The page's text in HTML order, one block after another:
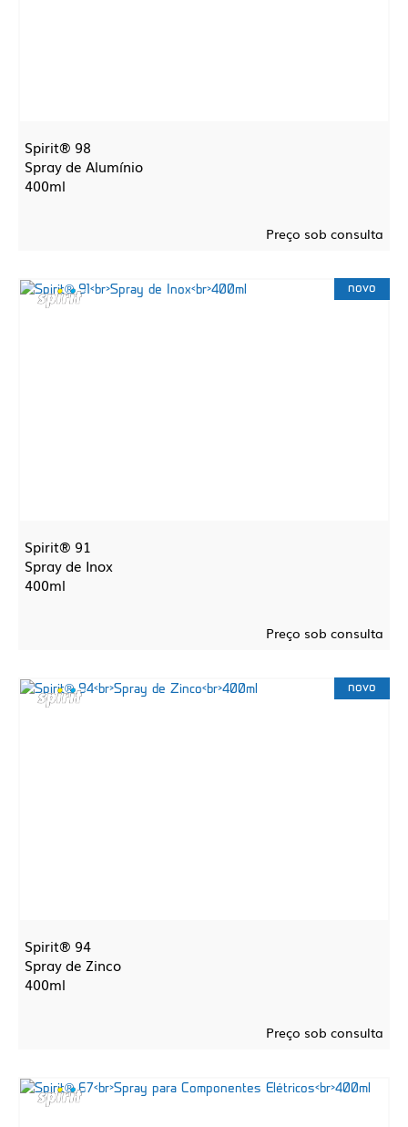
Spirit® 98
Spray de Alumínio
400ml
Preço sob consulta
novo
Spirit® 91
Spray de Inox
400ml
Preço sob consulta
novo
Spirit® 94
Spray de Zinco
400ml
Preço sob consulta